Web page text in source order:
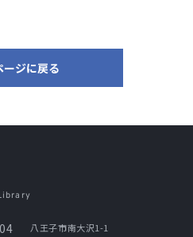
ージに戻る
八王子市南大沢1-1